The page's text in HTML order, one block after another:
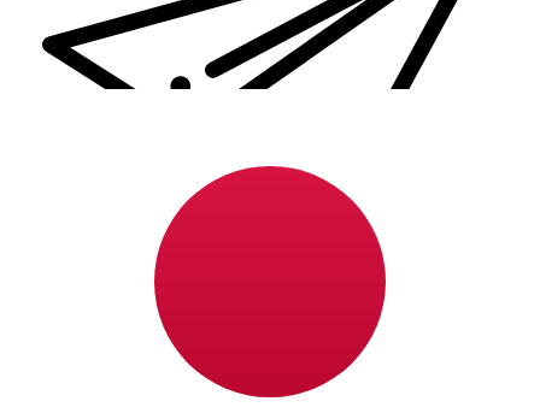
XE Internationaler Geldtransfer